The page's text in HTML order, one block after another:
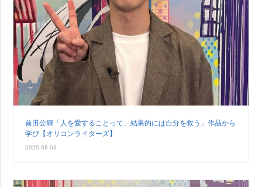
前田公輝「人を愛することって、結果的には自分を救う」作品から
学び【オリコンライターズ】
2025-08-03